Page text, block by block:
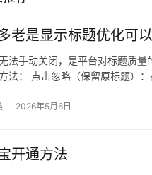
老是显示标题优化可以
法手动关闭，是平台对标题质量
法： 点击忽略（保留原标题）
2026年5月6日
开通方法